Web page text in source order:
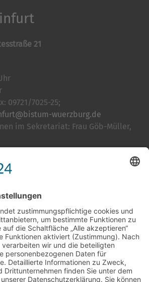
21
09721/7025-25;
wuerzburg.de
im Sekretariat: Frau Göb-Müller,